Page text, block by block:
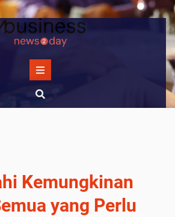
Kemungkinan
yang Perlu